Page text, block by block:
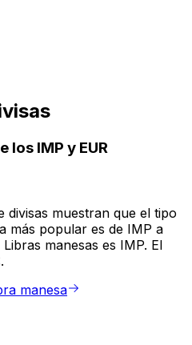
IMP y EUR
divisas muestran que el tipo
más popular es de IMP a
manesas es IMP. El
manesa